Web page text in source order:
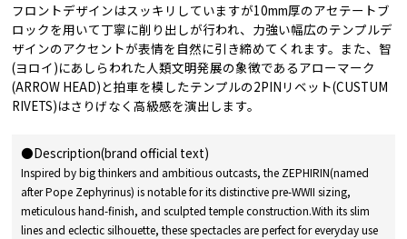
フロントデザインはスッキリしていますが10mm厚のアセテートブ
ロックを用いて丁寧に削り出しが行われ、力強い幅広のテンプルデ
ザインのアクセントが表情を自然に引き締めてくれます。また、智
(ヨロイ)にあしらわれた人類文明発展の象徴であるアローマーク
(ARROW HEAD)と拍車を模したテンプルの2PINリベット(CUSTUM
RIVETS)はさりげなく高級感を演出します。
●Description(brand official text)
Inspired by big thinkers and ambitious outcasts, the ZEPHIRIN(named
after Pope Zephyrinus) is notable for its distinctive pre-WWII sizing,
meticulous hand-finish, and sculpted temple construction.With its slim
lines and eclectic silhouette, these spectacles are perfect for everyday use